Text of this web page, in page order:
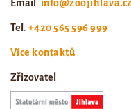
Email : info@zoojihlava.cz
Tel : +420 565 596 999
Více kontaktů
Zřizovatel